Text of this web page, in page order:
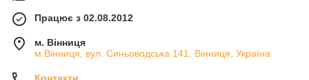
Працює з 02.08.2012
м. Вінниця
м.Вінниця, вул. Синьоводська 141, Вінниця, Україна